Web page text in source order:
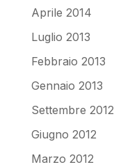
Aprile 2014
Luglio 2013
Febbraio 2013
Gennaio 2013
Settembre 2012
Giugno 2012
Marzo 2012